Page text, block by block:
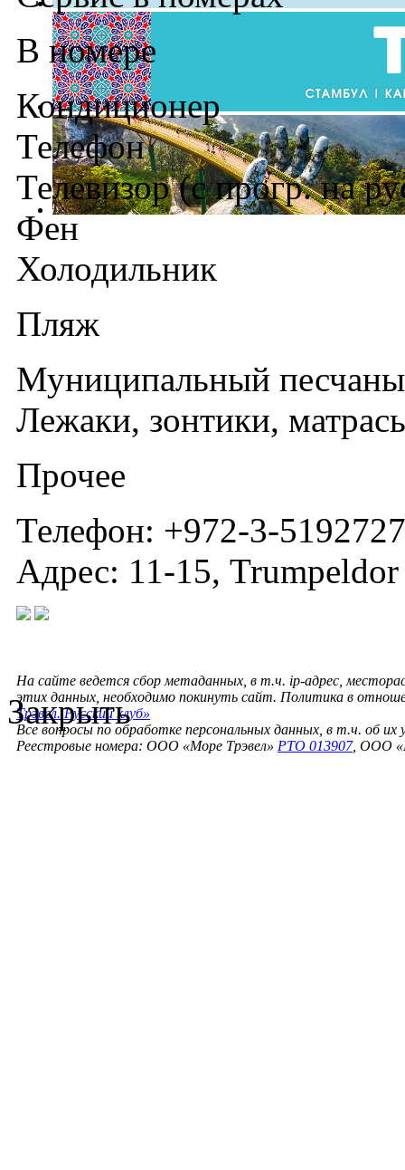
В номере
Кондиционер
Телефон
Телевизор (c прогр. на
Фен
Холодильник
Пляж
Муниципальный
Лежаки, зонтики,
Прочее
Телефон: +972-3-5192727
Адрес: 11-15,
На сайте ведется сбор метаданных, в т.ч. ip-адрес,
этих данных, необходимо покинуть сайт. Политика в
Трэвел. Русский клуб»
Все вопросы по обработке персональных данных, в т.ч. об их
Реестровые номера: ООО «Море Трэвел» РТО 013907, ООО
Закрыть